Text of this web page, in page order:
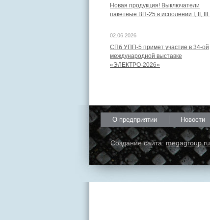
Новая продукция! Выключатели
пакетные ВП-25 в исполении I, II, III.
02.06.2026
СПб УПП-5 примет участие в 34-ой
международной выставке
«ЭЛЕКТРО-2026»
О предприятии Новости
Создание сайта: megagroup.ru